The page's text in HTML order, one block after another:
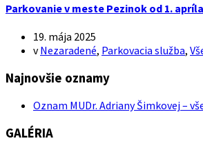
Parkovanie v meste Pezinok od 1.
19. mája 2025
vNezaradené, Parkovacia služba,
Najnovšie oznamy
Oznam MUDr. Adriany Šimkovej –
GALÉRIA